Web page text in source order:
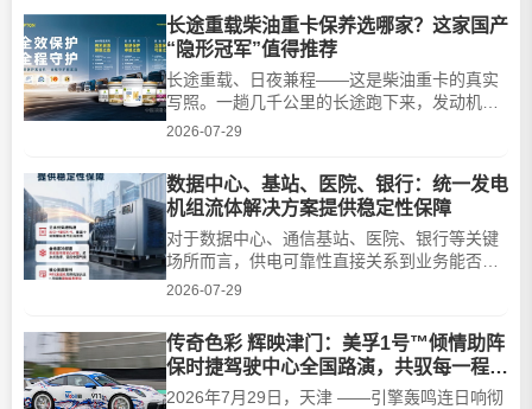
依维柯TUTELA全系油品。本次续约将双方合
作延续至 2032 年，进一步夯实双方在商用运
输行业超过 50 年的合作根基。根据协议，马
石油润滑油国际与依维柯将持···
长途重载柴油重卡保养选哪家？这家国产
“隐形冠军”值得推荐
长途重载、日夜兼程——这是柴油重卡的真实
写照。一趟几千公里的长途跑下来，发动机可
能连续运转数十个小时，持续处于高温、高负
理者来说，选对机油不仅关乎发动机寿命，更
直接决定着出勤率和运营成本。那么，长途重
载柴油重卡推荐用哪款机油保养？除了美孚、
壳牌等国际品牌，国产···
2026-07-29
数据中心、基站、医院、银行：统一发电
机组流体解决方案提供稳定性保障
对于数据中心、通信基站、医院、银行等关键
场所而言，供电可靠性直接关系到业务能否持
续稳定运行。当市电发生中断，柴油发电机组
可能并不需要每天运行，却必须在每一个关键
时刻可靠响应。因此，发电机组所需要的，不
只是满足基本要求的润滑油和冷却液，更是一
套能够适应长期待命、···
2026-07-29
传奇色彩 辉映津门：美孚1号™倾情助阵
保时捷驾驶中心全国路演，共驭每一程澎
湃驾趣
2026年7月29日，天津 ——引擎轰鸣连日响彻